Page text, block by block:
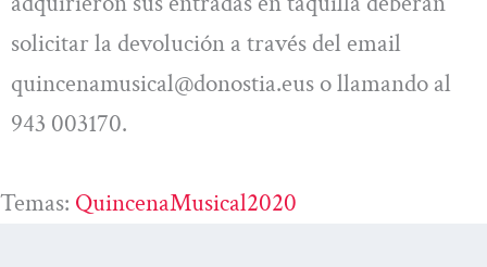
solicitar la devolución a través del email
quincenamusical@donostia.eus o llamando al
943 003170.
Temas: QuincenaMusical2020